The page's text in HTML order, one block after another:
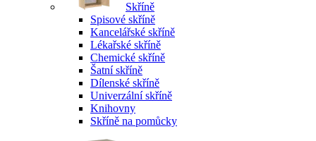
Skříně
Spisové skříně
Kancelářské skříně
Lékařské skříně
Chemické skříně
Šatní skříně
Dílenské skříně
Univerzální skříně
Knihovny
Skříně na pomůcky